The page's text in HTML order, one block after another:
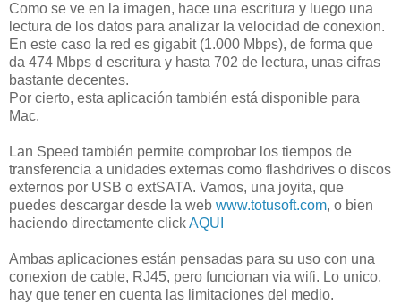
Como se ve en la imagen, hace una escritura y luego una
lectura de los datos para analizar la velocidad de conexion.
En este caso la red es gigabit (1.000 Mbps), de forma que
da 474 Mbps d escritura y hasta 702 de lectura, unas cifras
bastante decentes.
Por cierto, esta aplicación también está disponible para
Mac.
Lan Speed también permite comprobar los tiempos de
transferencia a unidades externas como flashdrives o discos
externos por USB o extSATA. Vamos, una joyita, que
puedes descargar desde la web www.totusoft.com, o bien
haciendo directamente clickAQUI
Ambas aplicaciones están pensadas para su uso con una
conexion de cable, RJ45, pero funcionan via wifi. Lo unico,
hay que tener en cuenta las limitaciones del medio.